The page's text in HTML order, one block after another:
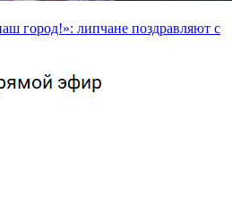
город!»: липчане поздравляют с